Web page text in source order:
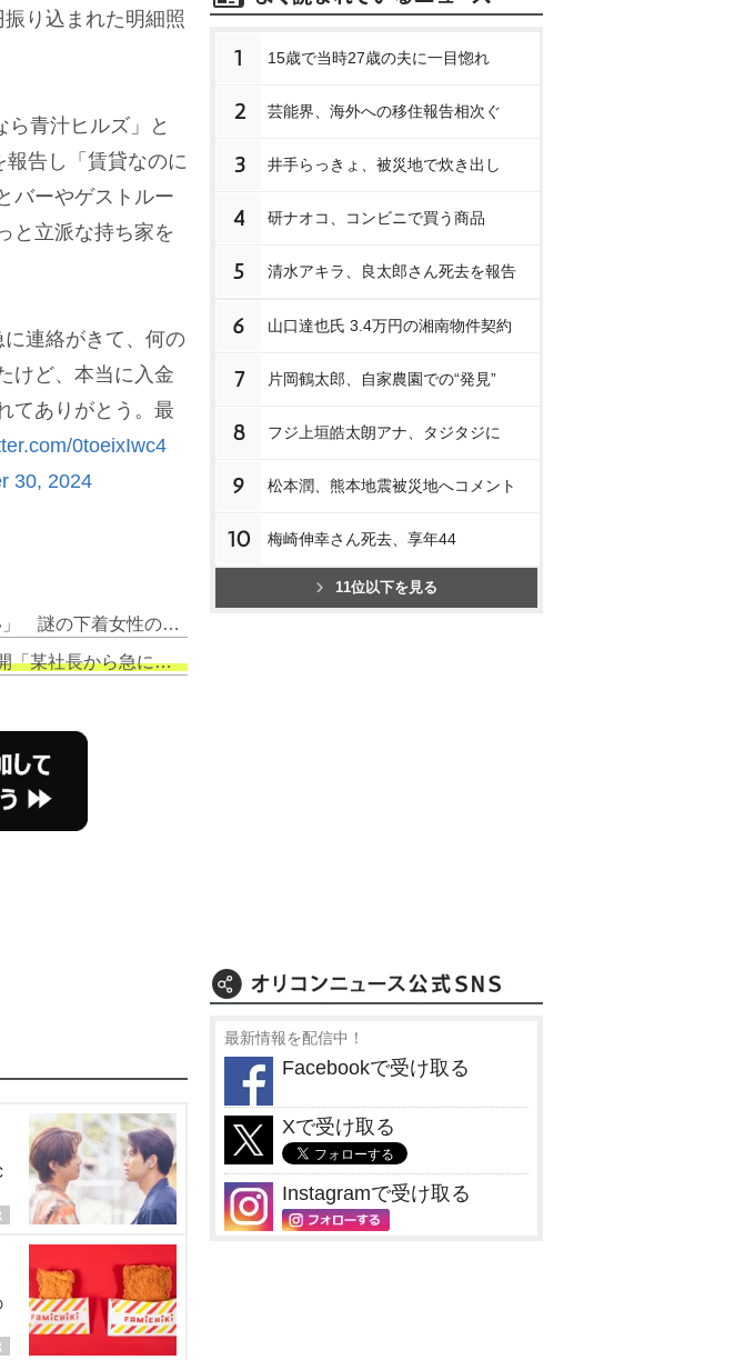
り込まれた明細照
青汁ヒルズ」と
報告し「賃貸なのに
バーやゲストルー
と立派な持ち家を
連絡がきて、何の
けど、本当に入金
てありがとう。最
0toeixIwc4
30, 2024
1. 青汁王子の三崎優太が自暴自棄「タバコと女と酒があれば良い」 謎の下着女性の写真投稿
ら急に連絡がきて…」
1 15歳で当時27歳の夫に一目惚れ
2 芸能界、海外への移住報告相次ぐ
3 井手らっきょ、被災地で炊き出し
4 研ナオコ、コンビニで買う商品
5 清水アキラ、良太郎さん死去を報告
6 山口達也氏 3.4万円の湘南物件契約
7 片岡鶴太郎、自家農園での“発見”
8 フジ上垣皓太朗アナ、タジタジに
9 松本潤、熊本地震被災地へコメント
10 梅崎伸幸さん死去、享年44
11位以下を見る
最新情報を配信中！
Facebookで受け取る
Xで受け取る
Instagramで受け取る